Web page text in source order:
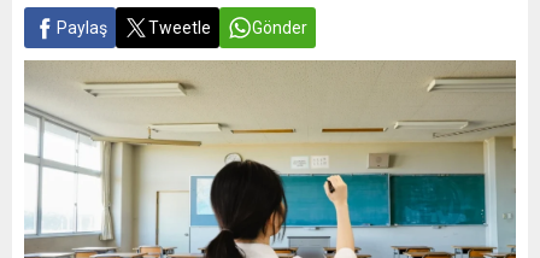
Paylaş Tweetle Gönder